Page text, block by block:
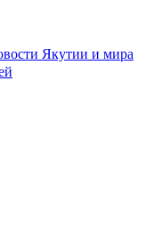
Якутии и мира